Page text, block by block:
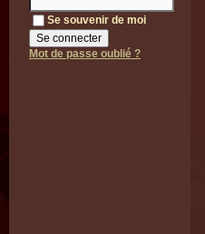
Se souvenir de moi
Mot de passe oublié ?